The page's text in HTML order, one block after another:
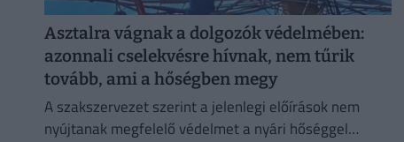
Asztalra vágnak a dolgozók védelmében:
azonnali cselekvésre hívnak, nem tűrik
tovább, ami a hőségben megy
A szakszervezet szerint a jelenlegi előírások nem
nyújtanak megfelelő védelmet a nyári hőséggel